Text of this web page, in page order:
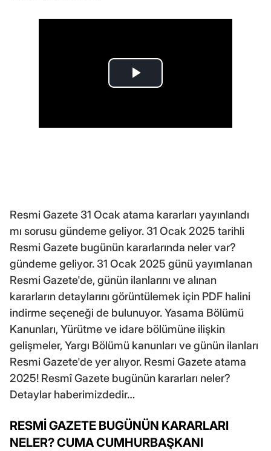
Resmi Gazete 31 Ocak atama kararları yayınlandı
mı sorusu gündeme geliyor. 31 Ocak 2025 tarihli
Resmi Gazete bugünün kararlarında neler var?
gündeme geliyor. 31 Ocak 2025 günü yayımlanan
Resmi Gazete'de, günün ilanlarını ve alınan
kararların detaylarını görüntülemek için PDF halini
indirme seçeneği de bulunuyor. Yasama Bölümü
Kanunları, Yürütme ve idare bölümüne ilişkin
gelişmeler, Yargı Bölümü kanunları ve günün ilanları
Resmi Gazete'de yer alıyor. Resmi Gazete atama
2025! Resmî Gazete bugünün kararları neler?
Detaylar haberimizdedir…
RESMİ GAZETE BUGÜNÜN KARARLARI
NELER? CUMA CUMHURBAŞKANI